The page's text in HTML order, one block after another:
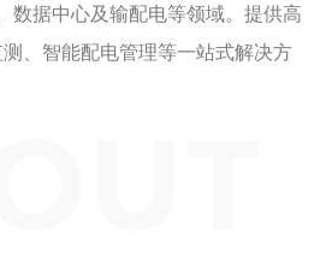
数据中心及输配电等领域。提供高
、智能配电管理等一站式解决方